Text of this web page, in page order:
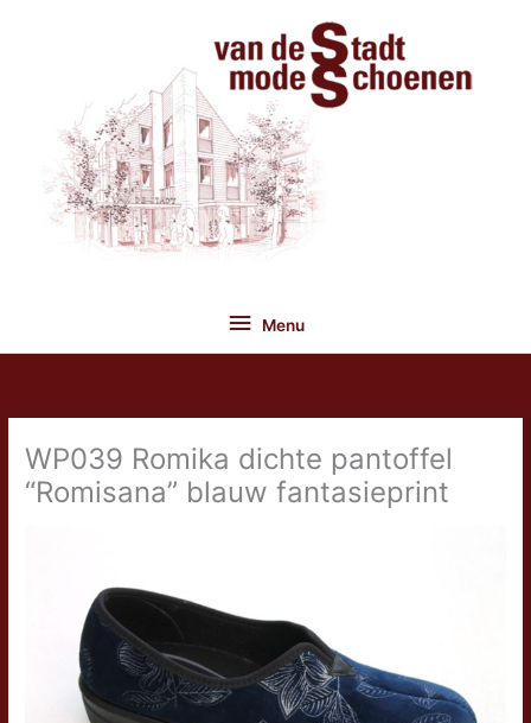
Menu
Menu
WP039 Romika dichte pantoffel
“Romisana” blauw fantasieprint